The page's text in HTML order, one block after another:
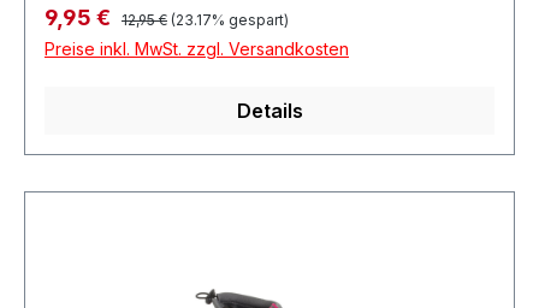
Verkaufspreis:
9,95 € Regulärer Preis:
12,95 € (23.17% gespart)
Preise inkl. MwSt. zzgl. Versandkosten
Details